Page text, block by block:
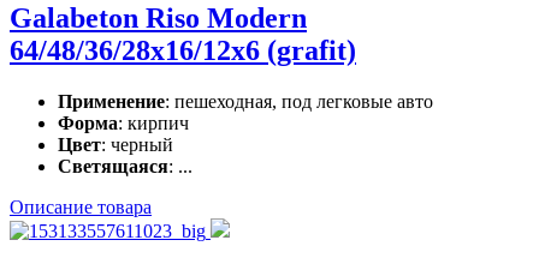
Galabeton Riso Modern
64/48/36/28x16/12x6 (grafit)
Применение: пешеходная, под легковые авто
Форма: кирпич
Цвет: черный
Светящаяся: ...
Описание товара